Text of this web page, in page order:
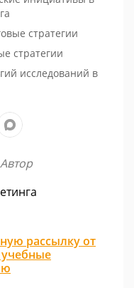
стратегии
стратегии
исследований в
Автор
рассылку от